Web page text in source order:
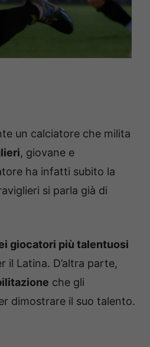
un calciatore che milita
, giovane e
ha infatti subito la
si parla già di
giocatori più talentuosi
il Latina. D’altra parte,
che gli
dimostrare il suo talento.